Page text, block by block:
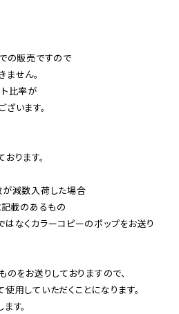
の販売ですので
せん。
比率が
います。
ります。
が減数入荷した場合
記載のあるもの
なくカラーコピーのポップをお送り
をお送りしておりますので、
用していただくことになります。
す。